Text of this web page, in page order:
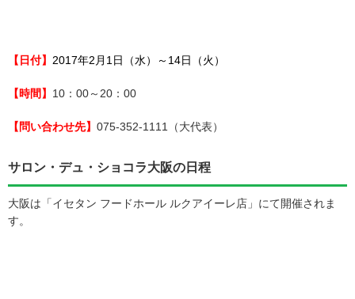
【日付】 2017年2月1日（水）～14日（火）
【時間】 10：00～20：00
【問い合わせ先】 075-352-1111（大代表）
サロン・デュ・ショコラ大阪の日程
大阪は「イセタン フードホール ルクアイーレ店」にて開催されま
す。